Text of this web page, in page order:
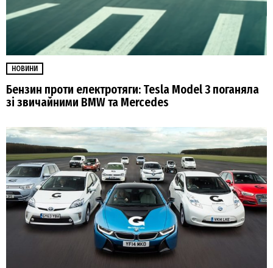
НОВИНИ
Бензин проти електротяги: Tesla Model 3 поганяла
зі звичайними BMW та Mercedes